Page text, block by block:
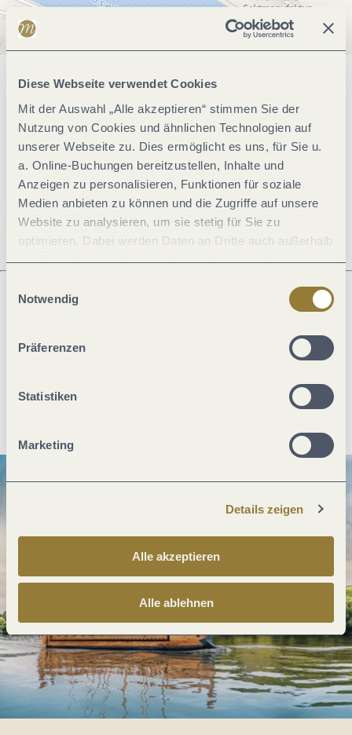
Diese Webseite verwendet Cookies
Mit der Auswahl „Alle akzeptieren“ stimmen Sie der
Nutzung von Cookies und ähnlichen Technologien auf
unserer Webseite zu. Dies ermöglicht es uns, für Sie u.
a. Online-Buchungen bereitzustellen, Inhalte und
Anzeigen zu personalisieren, Funktionen für soziale
Medien anbieten zu können und die Zugriffe auf unsere
Website zu analysieren, um sie stetig für Sie zu
optimieren. Dabei werden Daten an Dritte auch außerhalb
der Europäischen Union weitergegeben und dort
jederzeit widerrufen werden. Mit der Auswahl "Alle
ablehnen" kann es zu Beeinträchtigungen in der Nutzung
Notwendig
Präferenzen
Statistiken
Marketing
Details zeigen
Alle akzeptieren
Alle ablehnen
Allgemeine Informationen
Öffnungszeiten
Ruhetage
Anreise planen PDF erzeugen